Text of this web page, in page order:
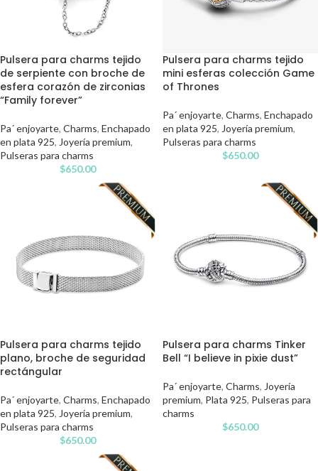
Pulsera para charms tejido
de serpiente con broche de
esfera corazón de zirconias
“Family forever”
Pa´ enjoyarte, Charms, Enchapado
en plata 925, Joyería premium,
Pulseras para charms
$650.00
Pulsera para charms tejido
mini esferas colección Game
of Thrones
Pa´ enjoyarte, Charms, Enchapado
en plata 925, Joyería premium,
Pulseras para charms
$650.00
Pulsera para charms tejido
plano, broche de seguridad
rectángular
Pa´ enjoyarte, Charms, Enchapado
en plata 925, Joyería premium,
Pulseras para charms
$650.00
Pulsera para charms Tinker
Bell “I believe in pixie dust”
Pa´ enjoyarte, Charms, Joyería
premium, Plata 925, Pulseras para
charms
$650.00